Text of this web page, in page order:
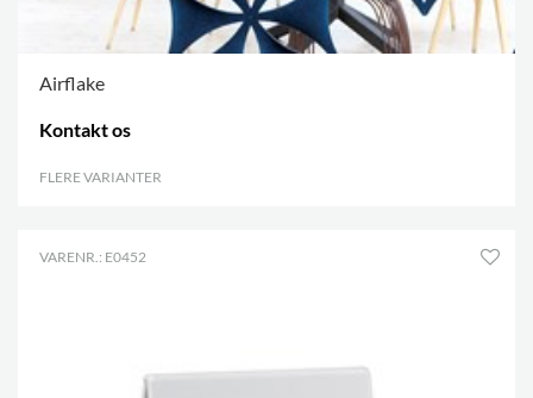
Airflake
Kontakt os
FLERE VARIANTER
VARENR.: E0452